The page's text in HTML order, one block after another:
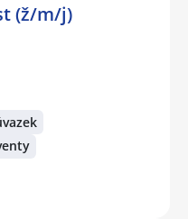
(ž/m/j)